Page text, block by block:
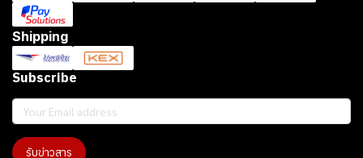
Shipping
Subscribe
รับข่าวสาร